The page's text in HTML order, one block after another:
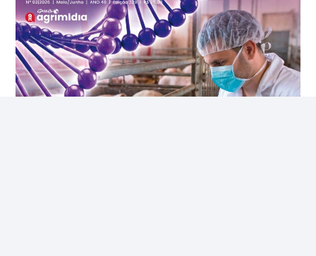
Ovo Branco - Regional
Recife (PE)
R$ 147,74
cx
Ovo Vermelho - Regional